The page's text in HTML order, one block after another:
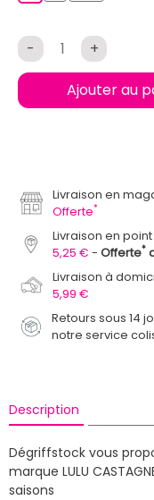
- +
Ajouter au
Livraison en
Offerte*
Livraison en
5,25 €
Offerte*
Livraison à
5,99 €
Retours sous 14
notre service
Description
Dégriffstock vous
marque LULU
saisons